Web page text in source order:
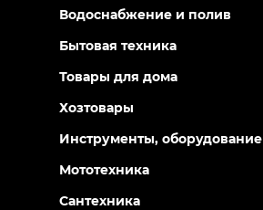
Водоснабжение и полив
Бытовая техника
Товары для дома
Хозтовары
Инструменты, оборудование
Мототехника
Сантехника